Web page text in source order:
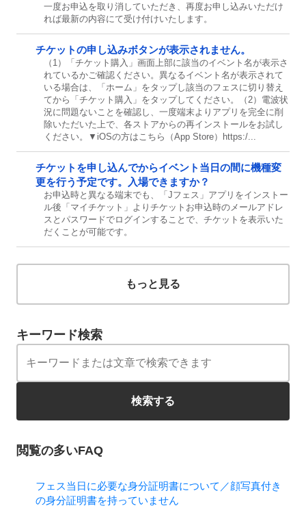
一度お申込を取り消していただき、再度お申し込みいただけ
れば最新の内容にて受け付けいたします。
チケットの申し込みボタンが表示されません。
（1）「チケット購入」画面上部に該当のイベント名が表示さ
れているかご確認ください。異なるイベント名が表示されて
いる場合は、「ホーム」をタップし該当のフェスに切り替え
てから「チケット購入」をタップしてください。（2）電波状
況に問題ないことを確認し、一度端末よりアプリを完全に削
除いただいた上で、各ストアからの再インストールをお試し
ください。▼iOSの方はこちら（App Store）https:/...
チケットを申し込んでからイベント当日の間に機種変
更を行う予定です。入場できますか？
お申込時と異なる端末でも、「Jフェス」アプリをインストー
ル後「マイチケット」よりチケットお申込時のメールアドレ
スとパスワードでログインすることで、チケットを表示いた
だくことが可能です。
もっと見る
キーワード検索
検索する
閲覧の多いFAQ
フェス当日に必要な身分証明書について／顔写真付き
の身分証明書を持っていません